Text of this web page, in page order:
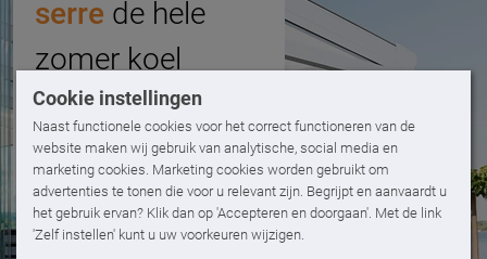
Cookie instellingen
Naast functionele cookies voor het correct functioneren van de
website maken wij gebruik van analytische, social media en
marketing cookies. Marketing cookies worden gebruikt om
advertenties te tonen die voor u relevant zijn. Begrijpt en aanvaardt u
het gebruik ervan? Klik dan op 'Accepteren en doorgaan'. Met de link
'Zelf instellen' kunt u uw voorkeuren wijzigen.
serre de hele
zomer koel